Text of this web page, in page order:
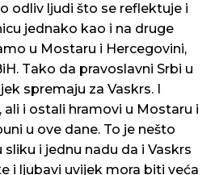
odliv ljudi što se reflektuje i
jednako kao i na druge
u Mostaru i Hercegovini,
Tako da pravoslavni Srbi u
spremaju za Vaskrs. I
i ostali hramovi u Mostaru i
u ove dane. To je nešto
i jednu nadu da i Vaskrs
i ljubavi uvijek mora biti veća